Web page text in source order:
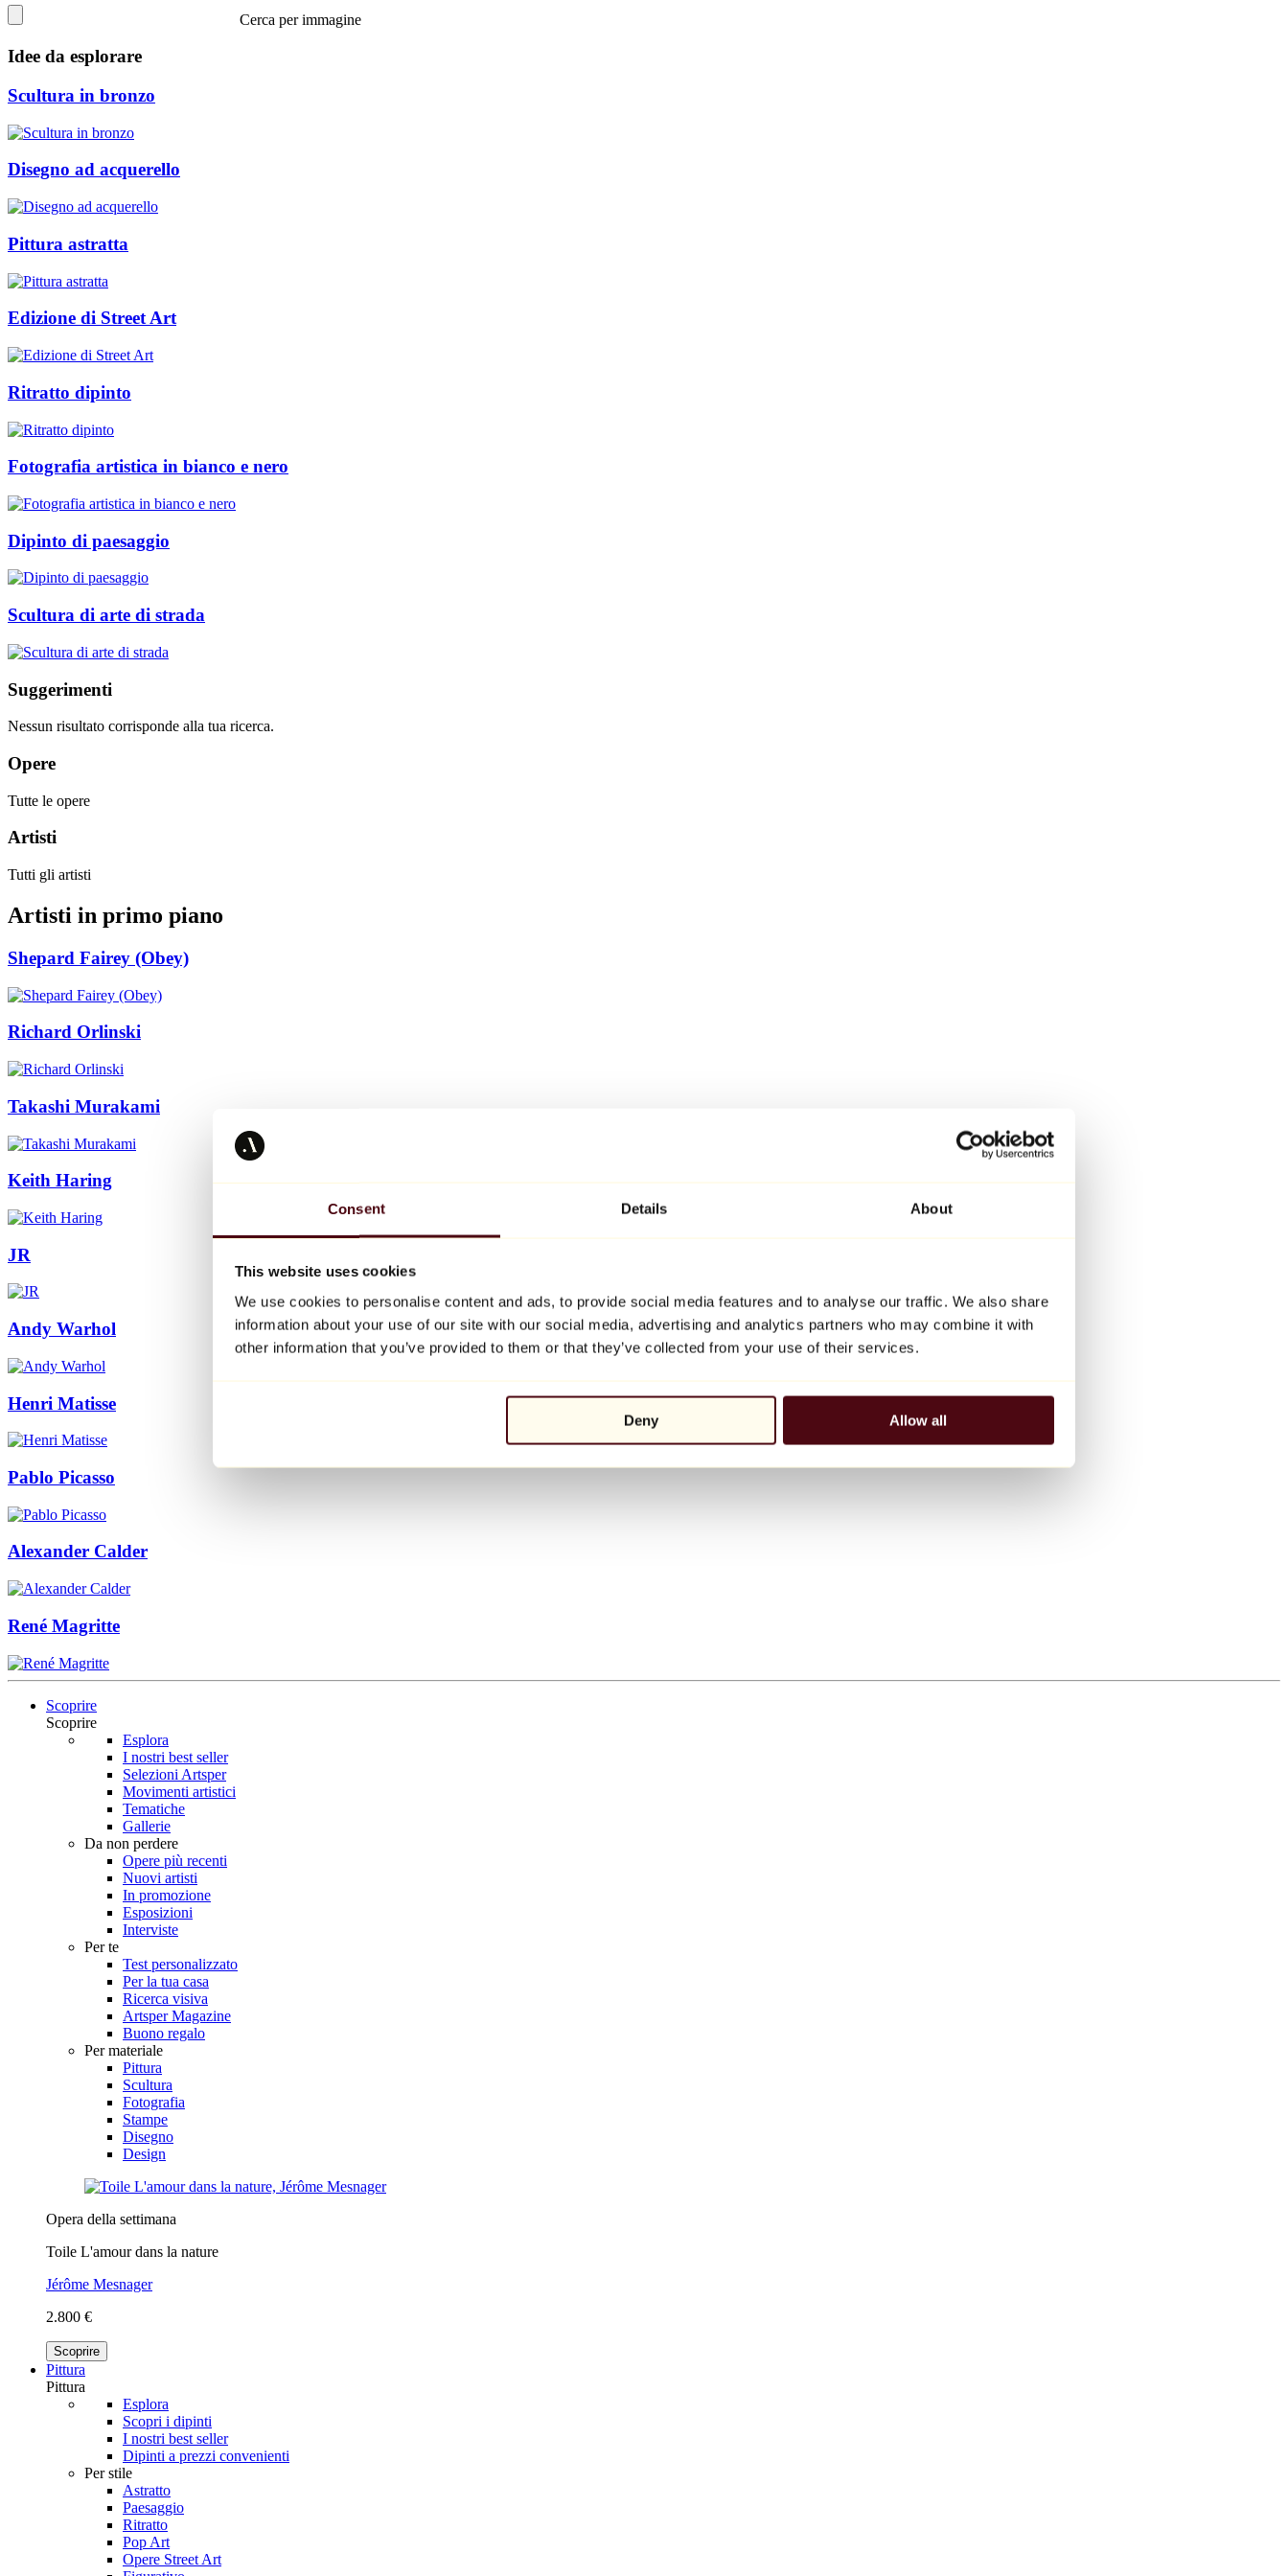
Consent Details About
This website uses cookies
We use cookies to personalise content and ads, to provide social media features and to analyse our traffic. We also share
information about your use of our site with our social media, advertising and analytics partners who may combine it with
other information that you’ve provided to them or that they’ve collected from your use of their services.
Deny Allow all
Cerca per immagine
Idee da esplorare
Scultura in bronzo
Disegno ad acquerello
Pittura astratta
Edizione di Street Art
Ritratto dipinto
Fotografia artistica in bianco e nero
Dipinto di paesaggio
Scultura di arte di strada
Suggerimenti
Nessun risultato corrisponde alla tua ricerca.
Opere
Tutte le opere
Artisti
Tutti gli artisti
Artisti in primo piano
Shepard Fairey (Obey)
Richard Orlinski
Takashi Murakami
Keith Haring
JR
Andy Warhol
Henri Matisse
Pablo Picasso
Alexander Calder
René Magritte
Scoprire
Scoprire
Esplora
I nostri best seller
Selezioni Artsper
Movimenti artistici
Tematiche
Gallerie
Da non perdere
Opere più recenti
Nuovi artisti
In promozione
Esposizioni
Interviste
Per te
Test personalizzato
Per la tua casa
Ricerca visiva
Artsper Magazine
Buono regalo
Per materiale
Pittura
Scultura
Fotografia
Stampe
Disegno
Design
Opera della settimana
Toile L'amour dans la nature
Jérôme Mesnager
2.800 €
Scoprire
Pittura
Pittura
Esplora
Scopri i dipinti
I nostri best seller
Dipinti a prezzi convenienti
Per stile
Astratto
Paesaggio
Ritratto
Pop Art
Opere Street Art